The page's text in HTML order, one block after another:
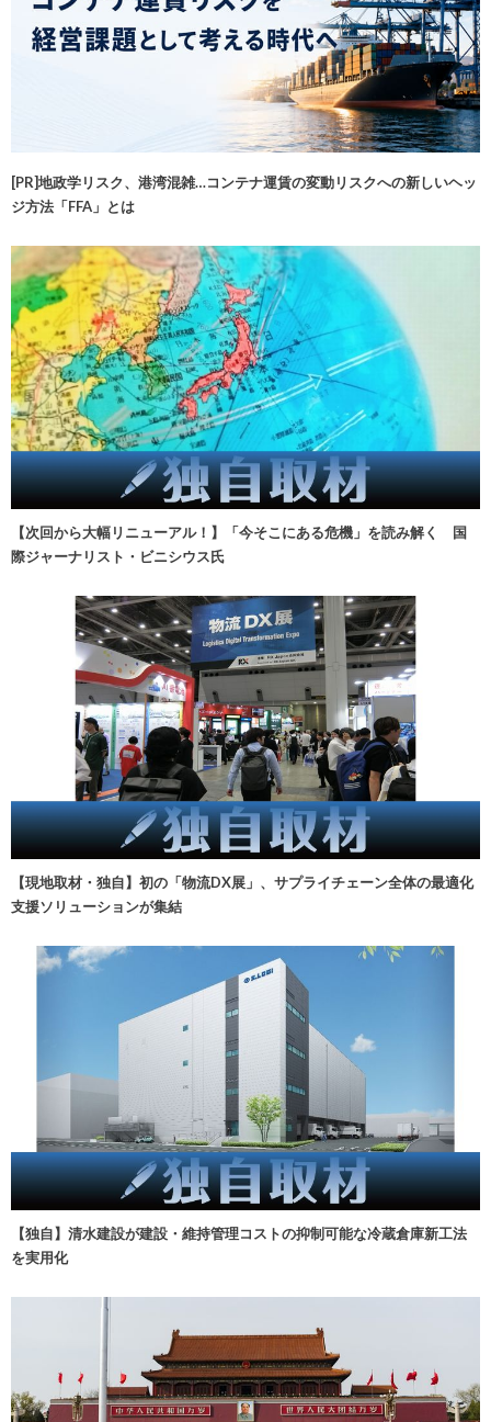
[PR]地政学リスク、港湾混雑…コンテナ運賃の変動リスクへの新しいヘッ
ジ方法「FFA」とは
【次回から大幅リニューアル！】「今そこにある危機」を読み解く 国
際ジャーナリスト・ビニシウス氏
【現地取材・独自】初の「物流DX展」、サプライチェーン全体の最適化
支援ソリューションが集結
【独自】清水建設が建設・維持管理コストの抑制可能な冷蔵倉庫新工法
を実用化